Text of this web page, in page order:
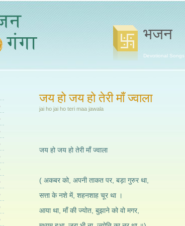
भजन
Devotional Songs
जय हो जय हो तेरी माँ ज्वाला
jai ho jai ho teri maa jawala
जय हो जय हो तेरी माँ ज्वाला
( अकबर को, अपनी ताकत पर, बड़ा गुरुर था,
सत्ता के नशे में, शहनशाह चूर था ।
आया था, माँ की ज्योत, बुझाने को वो मगर,